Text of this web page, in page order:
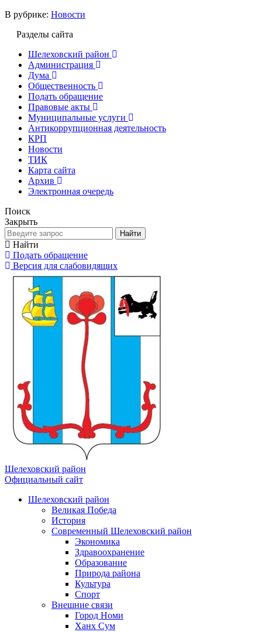
В рубрике: Новости
Разделы сайта
Шелеховский район
Администрация
Дума
Общественность
Подать обращение
Правовые акты
Муниципальные услуги
Антикоррупционная деятельность
КРП
Новости
ТИК
Карта сайта
Архив
Электронная очередь
Поиск
Закрыть
Найти
Найти
Подать обращение
Версия для слабовидящих
Шелеховский район
Официальный сайт
Шелеховский район
Великая Победа
История
Современный Шелеховский район
Экономика
Здравоохранение
Образование
Природа района
Культура
Спорт
Внешние связи
Город Номи
Ханх Сум